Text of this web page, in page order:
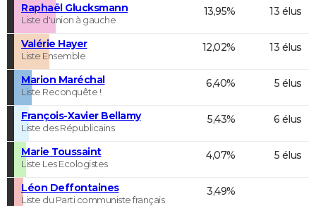
Raphaël Glucksmann
Liste d'union à gauche
13,95% 13 élus
Valérie Hayer
Liste Ensemble
12,02% 13 élus
Marion Maréchal
Liste Reconquête !
6,40% 5 élus
François-Xavier Bellamy
Liste des Républicains
5,43% 6 élus
Marie Toussaint
Liste Les Ecologistes
4,07% 5 élus
Léon Deffontaines
Liste du Parti communiste français
3,49%